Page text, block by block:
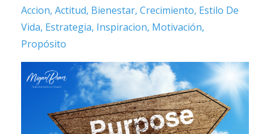
Accion Actitud Bienestar Crecimiento Estilo De
Vida Estrategia Inspiracion Motivación
Propósito